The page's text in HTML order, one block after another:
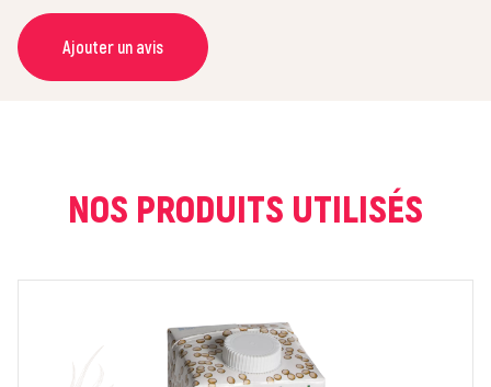
Ajouter un avis
NOM *
COMMENTAIRE *
NOS PRODUITS UTILISÉS